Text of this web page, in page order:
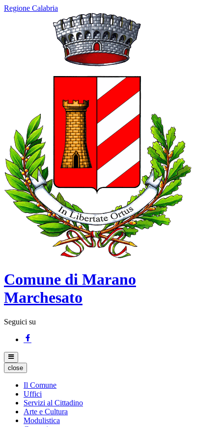
Regione Calabria
Comune di Marano
Marchesato
Seguici su
close
Il Comune
Uffici
Servizi al Cittadino
Arte e Cultura
Modulistica